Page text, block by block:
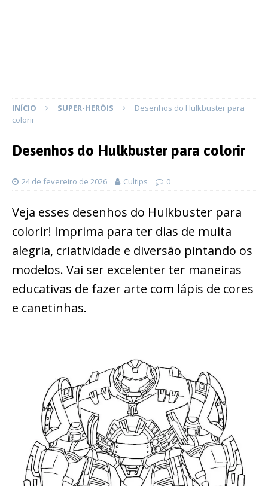
INÍCIO SUPER-HERÓIS
Desenhos do Hulkbuster para
colorir
Desenhos do Hulkbuster para colorir
24 de fevereiro de 2026 Cultips 0
Veja esses desenhos do Hulkbuster para
colorir! Imprima para ter dias de muita
alegria, criatividade e diversão pintando os
modelos. Vai ser excelenter ter maneiras
educativas de fazer arte com lápis de cores
e canetinhas.